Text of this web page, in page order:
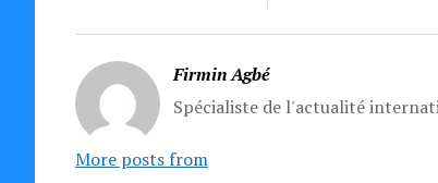
Firmin Agbé
Spécialiste de l'actualité
More posts from